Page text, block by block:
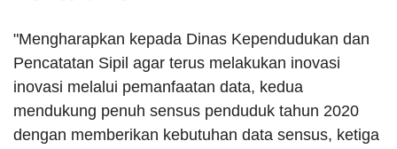
"Mengharapkan kepada Dinas Kependudukan dan
Pencatatan Sipil agar terus melakukan inovasi
inovasi melalui pemanfaatan data, kedua
mendukung penuh sensus penduduk tahun 2020
dengan memberikan kebutuhan data sensus, ketiga